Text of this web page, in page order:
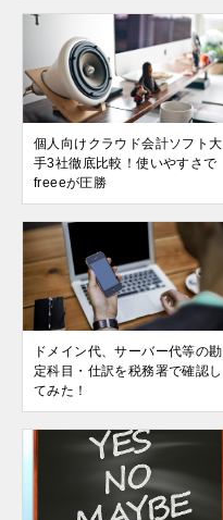
個人向けクラウド会計ソフト大
手3社徹底比較！使いやすさで
freeeが圧勝
ドメイン代、サーバー代等の勘
定科目・仕訳を税務署で確認し
てみた！